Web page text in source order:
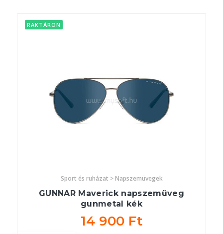
RAKTÁRON
Sport és ruházat > Napszemüvegek
GUNNAR Maverick napszemüveg
gunmetal kék
14 900 Ft